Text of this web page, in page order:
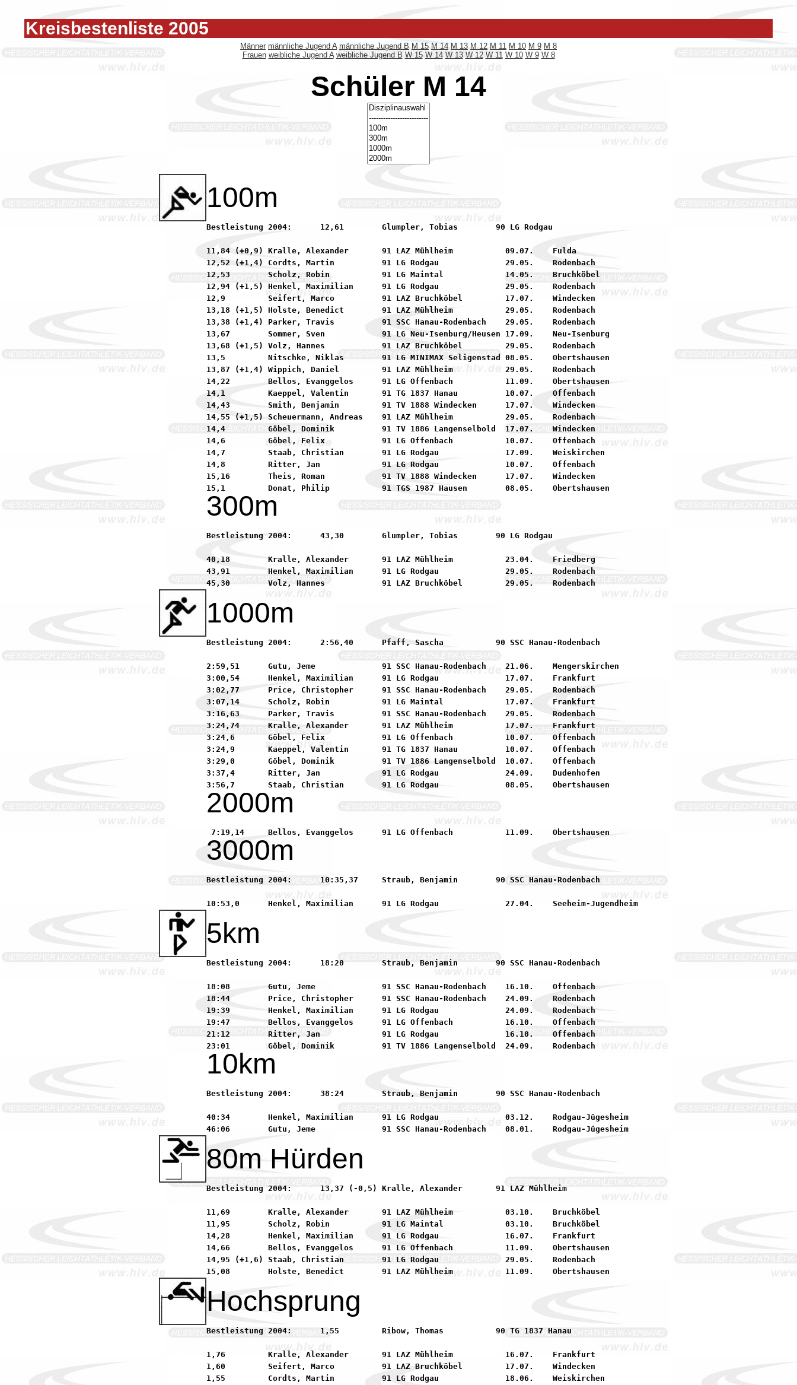
Kreisbestenliste 2005
Männer männliche Jugend A männliche Jugend B M 15 M 14 M 13 M 12 M 11 M 10 M 9 M 8
Frauen weibliche Jugend A weibliche Jugend B W 15 W 14 W 13 W 12 W 11 W 10 W 9 W 8
Schüler M 14
100m
Bestleistung 2004:	12,61        Glumpler, Tobias        90 LG Rodgau
11,84 (+0,9) Kralle, Alexander       91 LAZ Mühlheim           09.07.    Fulda
12,52 (+1,4) Cordts, Martin          91 LG Rodgau              29.05.    Rodenbach
12,53        Scholz, Robin           91 LG Maintal             14.05.    Bruchköbel
12,94 (+1,5) Henkel, Maximilian      91 LG Rodgau              29.05.    Rodenbach
12,9         Seifert, Marco          91 LAZ Bruchköbel         17.07.    Windecken
13,18 (+1,5) Holste, Benedict        91 LAZ Mühlheim           29.05.    Rodenbach
13,38 (+1,4) Parker, Travis          91 SSC Hanau-Rodenbach    29.05.    Rodenbach
13,67        Sommer, Sven            91 LG Neu-Isenburg/Heusen 17.09.    Neu-Isenburg
13,68 (+1,5) Volz, Hannes            91 LAZ Bruchköbel         29.05.    Rodenbach
13,5         Nitschke, Niklas        91 LG MINIMAX Seligenstad 08.05.    Obertshausen
13,87 (+1,4) Wippich, Daniel         91 LAZ Mühlheim           29.05.    Rodenbach
14,22        Bellos, Evanggelos      91 LG Offenbach           11.09.    Obertshausen
14,1         Kaeppel, Valentin       91 TG 1837 Hanau          10.07.    Offenbach
14,43        Smith, Benjamin         91 TV 1888 Windecken      17.07.    Windecken
14,55 (+1,5) Scheuermann, Andreas    91 LAZ Mühlheim           29.05.    Rodenbach
14,4         Göbel, Dominik          91 TV 1886 Langenselbold  17.07.    Windecken
14,6         Göbel, Felix            91 LG Offenbach           10.07.    Offenbach
14,7         Staab, Christian        91 LG Rodgau              17.09.    Weiskirchen
14,8         Ritter, Jan             91 LG Rodgau              10.07.    Offenbach
15,16        Theis, Roman            91 TV 1888 Windecken      17.07.    Windecken
300m
Bestleistung 2004:	43,30        Glumpler, Tobias        90 LG Rodgau
40,18        Kralle, Alexander       91 LAZ Mühlheim           23.04.    Friedberg
43,91        Henkel, Maximilian      91 LG Rodgau              29.05.    Rodenbach
1000m
Bestleistung 2004:	2:56,40      Pfaff, Sascha           90 SSC Hanau-Rodenbach
2:59,51      Gutu, Jeme              91 SSC Hanau-Rodenbach    21.06.    Mengerskirchen
3:00,54      Henkel, Maximilian      91 LG Rodgau              17.07.    Frankfurt
3:02,77      Price, Christopher      91 SSC Hanau-Rodenbach    29.05.    Rodenbach
3:07,14      Scholz, Robin           91 LG Maintal             17.07.    Frankfurt
3:16,63      Parker, Travis          91 SSC Hanau-Rodenbach    29.05.    Rodenbach
3:24,74      Kralle, Alexander       91 LAZ Mühlheim           17.07.    Frankfurt
3:24,6       Göbel, Felix            91 LG Offenbach           10.07.    Offenbach
3:24,9       Kaeppel, Valentin       91 TG 1837 Hanau          10.07.    Offenbach
3:29,0       Göbel, Dominik          91 TV 1886 Langenselbold  10.07.    Offenbach
3:37,4       Ritter, Jan             91 LG Rodgau              24.09.    Dudenhofen
2000m
3000m
Bestleistung 2004:	10:35,37     Straub, Benjamin        90 SSC Hanau-Rodenbach
5km
Bestleistung 2004:	18:20        Straub, Benjamin        90 SSC Hanau-Rodenbach
18:08        Gutu, Jeme              91 SSC Hanau-Rodenbach    16.10.    Offenbach
18:44        Price, Christopher      91 SSC Hanau-Rodenbach    24.09.    Rodenbach
19:39        Henkel, Maximilian      91 LG Rodgau              24.09.    Rodenbach
19:47        Bellos, Evanggelos      91 LG Offenbach           16.10.    Offenbach
21:12        Ritter, Jan             91 LG Rodgau              16.10.    Offenbach
10km
Bestleistung 2004:	38:24        Straub, Benjamin        90 SSC Hanau-Rodenbach
40:34        Henkel, Maximilian      91 LG Rodgau              03.12.    Rodgau-Jügesheim
80m Hürden
Bestleistung 2004:	13,37 (-0,5) Kralle, Alexander       91 LAZ Mühlheim
11,69        Kralle, Alexander       91 LAZ Mühlheim           03.10.    Bruchköbel
11,95        Scholz, Robin           91 LG Maintal             03.10.    Bruchköbel
14,28        Henkel, Maximilian      91 LG Rodgau              16.07.    Frankfurt
14,66        Bellos, Evanggelos      91 LG Offenbach           11.09.    Obertshausen
14,95 (+1,6) Staab, Christian        91 LG Rodgau              29.05.    Rodenbach
Hochsprung
Bestleistung 2004:	1,55         Ribow, Thomas           90 TG 1837 Hanau
1,76         Kralle, Alexander       91 LAZ Mühlheim           16.07.    Frankfurt
1,60         Seifert, Marco          91 LAZ Bruchköbel         17.07.    Windecken
1,55         Cordts, Martin          91 LG Rodgau              18.06.    Weiskirchen